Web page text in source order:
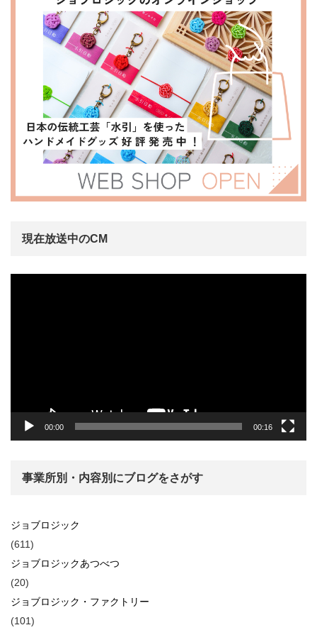
現在放送中のCM
00:00 00:16
事業所別・内容別にブログをさがす
ジョブロジック
(611)
ジョブロジックあつべつ
(20)
ジョブロジック・ファクトリー
(101)